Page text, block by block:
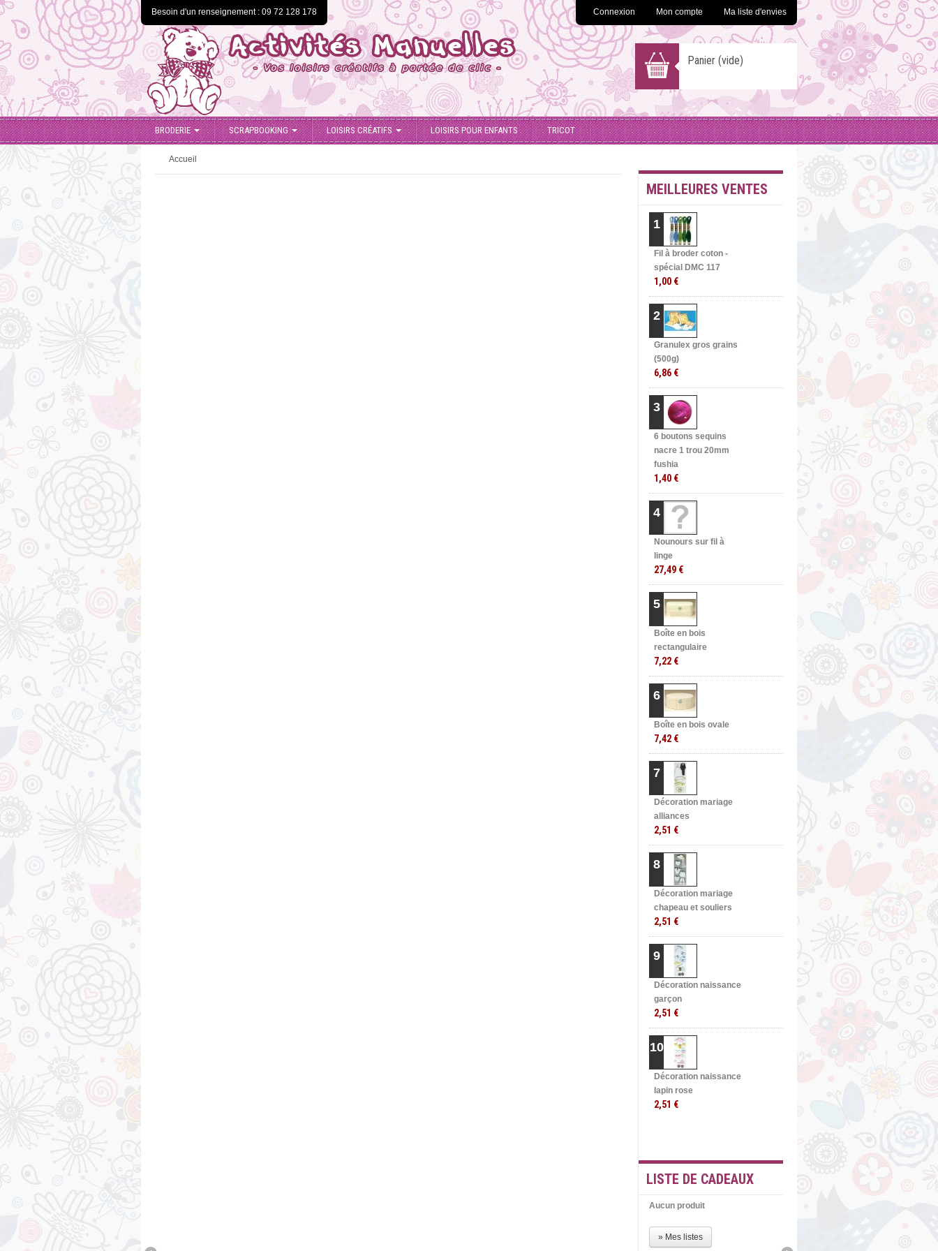
Besoin d'un renseignement : 09 72 128 178 Connexion Mon compte Ma liste d'envies
Panier (vide)
BRODERIE SCRAPBOOKING LOISIRS CRÉATIFS LOISIRS POUR ENFANTS TRICOT
Accueil
MEILLEURES VENTES
1
Fil à broder coton -
spécial DMC 117
1,00 €
2
Granulex gros grains
(500g)
6,86 €
3
6 boutons sequins
nacre 1 trou 20mm
fushia
1,40 €
4
Nounours sur fil à
linge
27,49 €
5
Boîte en bois
rectangulaire
7,22 €
6
Boîte en bois ovale
7,42 €
7
Décoration mariage
alliances
2,51 €
8
Décoration mariage
chapeau et souliers
2,51 €
9
Décoration naissance
garçon
2,51 €
10
Décoration naissance
lapin rose
2,51 €
LISTE DE CADEAUX
Aucun produit
» Mes listes